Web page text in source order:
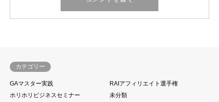
カテゴリー
GAマスター実践
RAIアフィリエイト選手権
ホリホリビジネスセミナー
未分類